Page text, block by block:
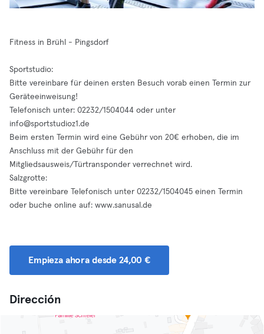
Fitness in Brühl - Pingsdorf
Sportstudio:
Bitte vereinbare für deinen ersten Besuch vorab einen Termin zur
Geräteeinweisung!
Telefonisch unter: 02232/1504044 oder unter
info@sportstudioz1.de
Beim ersten Termin wird eine Gebühr von 20€ erhoben, die im
Anschluss mit der Gebühr für den
Mitgliedsausweis/Türtransponder verrechnet wird.
Salzgrotte:
Bitte vereinbare Telefonisch unter 02232/1504045 einen Termin
oder buche online auf: www.sanusal.de
Empieza ahora desde 24,00 €
Dirección